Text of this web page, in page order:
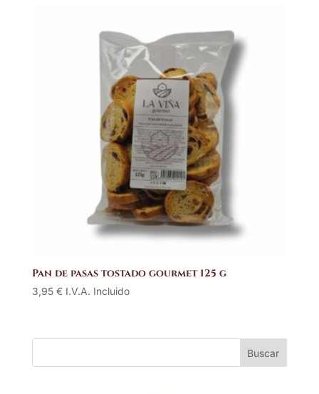
Pan de pasas tostado gourmet 125 g
3,95 € I.V.A. Incluido
Buscar